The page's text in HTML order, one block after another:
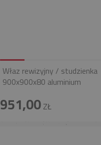
Właz rewizyjny / studzienka
900x900x80 aluminium
951,00ZŁ